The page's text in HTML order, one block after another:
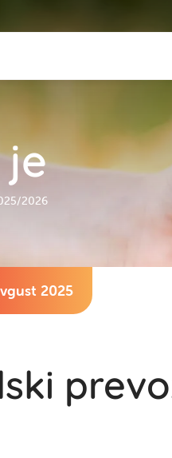
2026
2025